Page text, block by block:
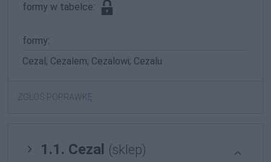
formy w tabelce:
formy:
Cezal; Cezalem; Cezalowi; Cezalu
ZGŁOŚ POPRAWKĘ
1.1. Cezal (sklep)